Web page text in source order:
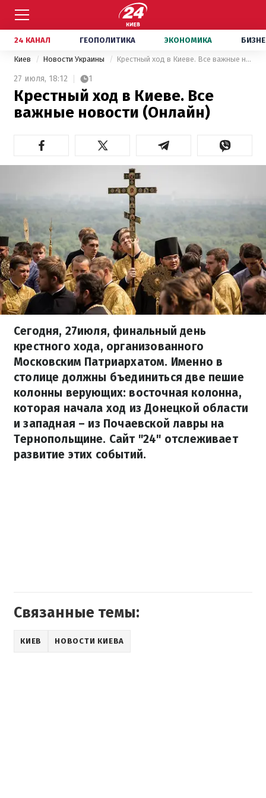
24 КАНАЛ ГЕОПОЛИТИКА ЭКОНОМИКА
Киев Новости Украины Крестный ход в Киеве. Все важные новости (Онлайн)
27 июля, 18:12 1
Крестный ход в Киеве. Все
важные новости (Онлайн)
Сегодня, 27июля, финальный день
крестного хода, организованного
Московским Патриархатом. Именно в
столице должны бъединиться две пешие
колонны верующих: восточная колонна,
которая начала ход из Донецкой области
и западная – из Почаевской лавры на
Тернопольщине. Сайт "24" отслеживает
развитие этих событий.
Связанные темы:
КИЕВ НОВОСТИ КИЕВА